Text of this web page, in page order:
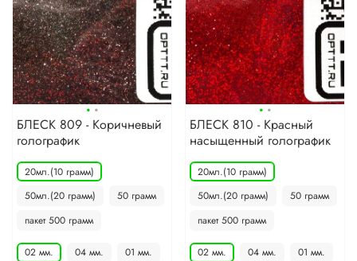
··
БЛЕСК 809 - Коричневый
голографик
20мл.(10 грамм)
50мл.(20 грамм)
50 грамм
пакет 500 грамм
02 мм. 04 мм. 01 мм.
··
БЛЕСК 810 - Красный
насыщенный голографик
20мл.(10 грамм)
50мл.(20 грамм)
50 грамм
пакет 500 грамм
02 мм. 04 мм. 01 мм.